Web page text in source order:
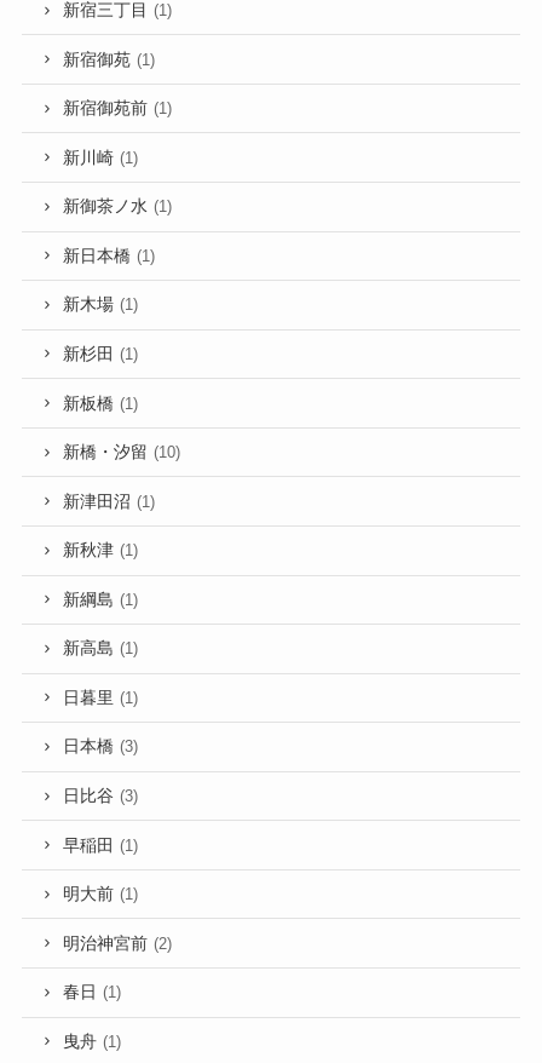
新宿三丁目 (1)
新宿御苑 (1)
新宿御苑前 (1)
新川崎 (1)
新御茶ノ水 (1)
新日本橋 (1)
新木場 (1)
新杉田 (1)
新板橋 (1)
新橋・汐留 (10)
新津田沼 (1)
新秋津 (1)
新綱島 (1)
新高島 (1)
日暮里 (1)
日本橋 (3)
日比谷 (3)
早稲田 (1)
明大前 (1)
明治神宮前 (2)
春日 (1)
曳舟 (1)